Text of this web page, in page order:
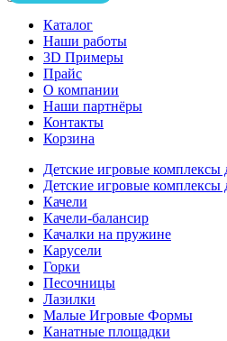
Каталог
Наши работы
3D Примеры
Прайс
О компании
Наши партнёры
Контакты
Корзина
Детские игровые комплексы
Детские игровые комплексы
Качели
Качели-балансир
Качалки на пружине
Карусели
Горки
Песочницы
Лазилки
Малые Игровые Формы
Канатные площадки